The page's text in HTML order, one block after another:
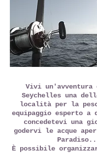
Vivi un'avventura
Seychelles una
località per la
equipaggio esperto a
concedetevi una
godervi le acque
È possibile